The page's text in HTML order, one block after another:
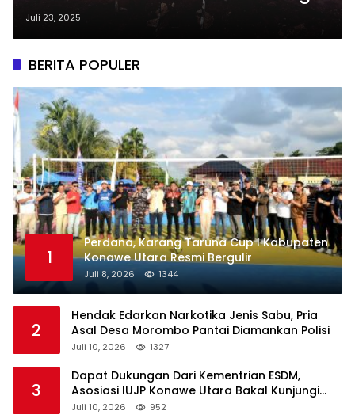
Koridor, Lembaga FPMKU dan
KLP-KU Adukan PT. Wisnu Mandiri
Batara Ke Polda Sultra
Juli 23, 2025
BERITA POPULER
1
Perdana, Karang Taruna Cup I Kabupaten
Konawe Utara Resmi Bergulir
Juli 8, 2026 1344
2
Hendak Edarkan Narkotika Jenis Sabu, Pria
Asal Desa Morombo Pantai Diamankan Polisi
Juli 10, 2026 1327
3
Dapat Dukungan Dari Kementrian ESDM,
Asosiasi IUJP Konawe Utara Bakal Kunjungi
Pemegang IUP di Konut
Juli 10, 2026 952